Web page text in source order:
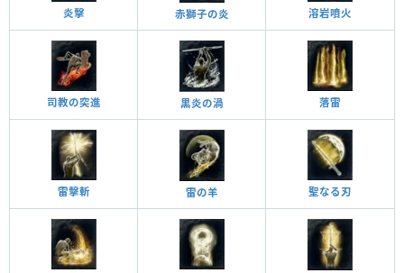
炎擊 赤獅子の炎 溶岩噴火
司教の突進 黒炎の渦 落雷
雷擊斬 雷の羊 聖なる刃